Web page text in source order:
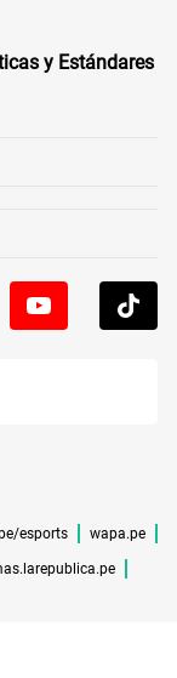
y Estándares
esports wapa.pe